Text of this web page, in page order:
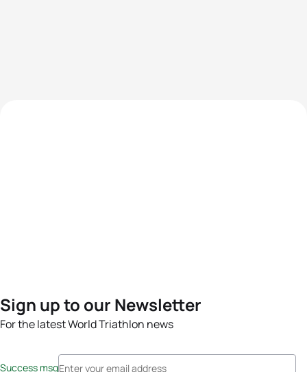
Sign up to our Newsletter
For the latest World Triathlon news
Success msg